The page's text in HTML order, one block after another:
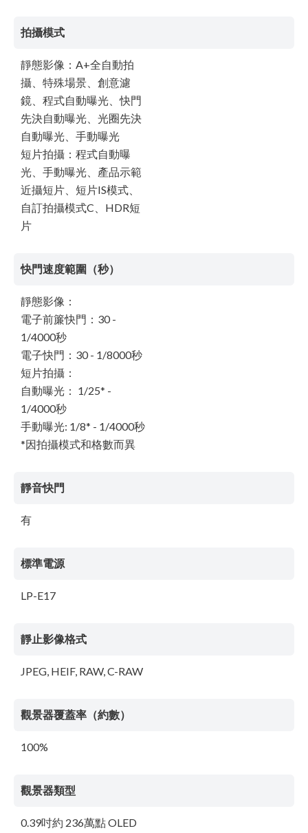
拍攝模式
靜態影像：A+全自動拍
攝、特殊場景、創意濾
鏡、程式自動曝光、快門
先決自動曝光、光圈先決
自動曝光、手動曝光
短片拍攝：程式自動曝
光、手動曝光、產品示範
近攝短片、短片IS模式、
自訂拍攝模式C、HDR短
片
快門速度範圍（秒）
靜態影像：
電子前簾快門：30 -
1/4000秒
電子快門：30 - 1/8000秒
短片拍攝：
自動曝光： 1/25* -
1/4000秒
手動曝光: 1/8* - 1/4000秒
*因拍攝模式和格數而異
靜音快門
有
標準電源
LP-E17
靜止影像格式
JPEG, HEIF, RAW, C-RAW
觀景器覆蓋率（約數）
100%
觀景器類型
0.39吋約 236萬點 OLED